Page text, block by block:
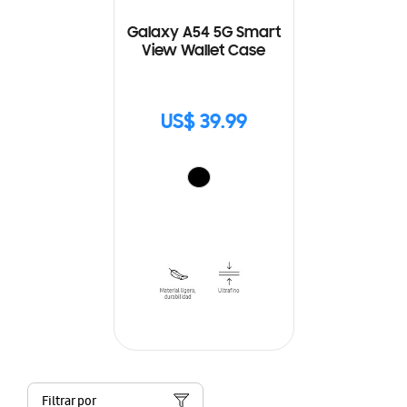
Galaxy A54 5G Smart
View Wallet Case
US$ 39.99
Filtrar por